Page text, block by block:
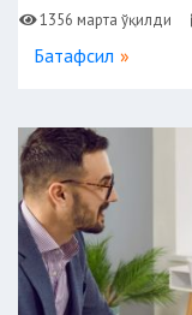
1356 марта ўқилди
Батафсил